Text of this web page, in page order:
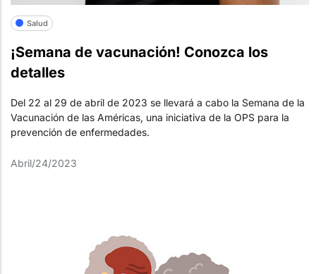
Salud
¡Semana de vacunación! Conozca los
detalles
Del 22 al 29 de abril de 2023 se llevará a cabo la Semana de la
Vacunación de las Américas, una iniciativa de la OPS para la
prevención de enfermedades.
Abril/24/2023